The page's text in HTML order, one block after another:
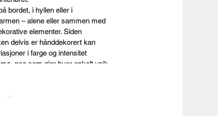
bordet, i hyllen eller i
– alene eller sammen med
elementer. Siden
delvis er hånddekorert kan
i farge og intensitet
noe som gjør hver enkelt unik.
Hvit